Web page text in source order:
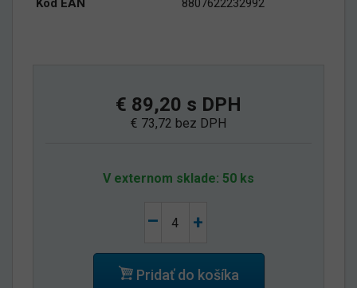
Kód EAN
8807622232992
€ 89,20 s DPH
€ 73,72 bez DPH
V externom sklade: 50 ks
– +
Pridať do košíka